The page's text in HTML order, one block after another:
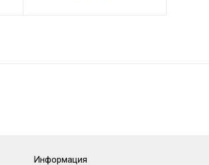
Информация